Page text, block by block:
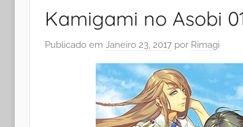
Kamigami no Asobi
Publicado em Janeiro 23, 2017 por Rimagi